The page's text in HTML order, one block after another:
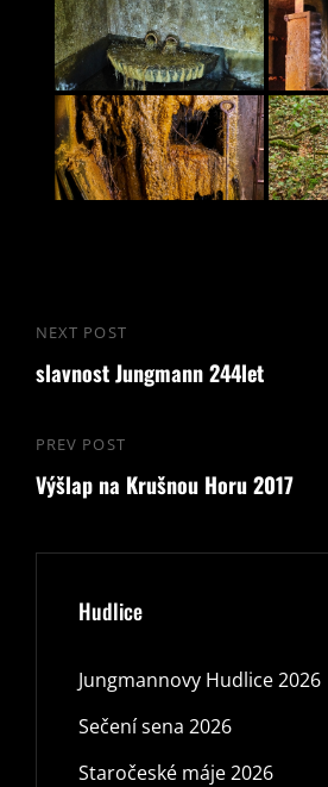
Navigace
pro
Previous
Post
PREV POST
Výšlap na Krušnou Horu 2017
Next
Post
NEXT POST
slavnost Jungmann 244let
Hudlice
Jungmannovy Hudlice 2026
Sečení sena 2026
Staročeské máje 2026